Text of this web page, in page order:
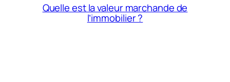
Quelle est la valeur marchande de
l’immobilier ?